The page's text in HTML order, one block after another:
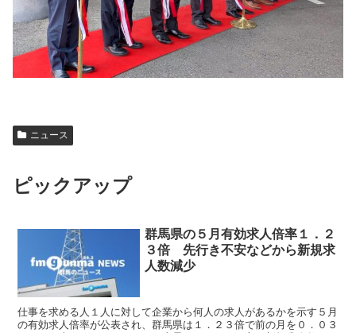
ニュース
ピックアップ
群馬県の５月有効求人倍率１．２
３倍 先行き不安などから新規求
人数減少
仕事を求める人１人に対して企業から何人の求人があるかを示す５月
の有効求人倍率が公表され、群馬県は１．２３倍で前の月を０．０３